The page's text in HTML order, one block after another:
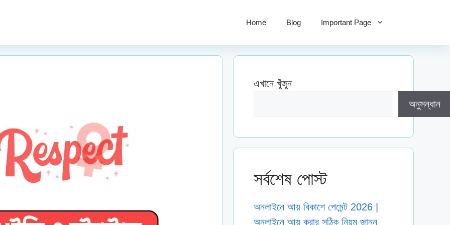
Home Blog Important Page
এখানে খুঁজুন
অনুসন্ধান
সর্বশেষ পোস্ট
অনলাইনে আয় বিকাশে পেমেন্ট 2026 |
অনলাইনে আয় করার সঠিক নিয়ম জানুন